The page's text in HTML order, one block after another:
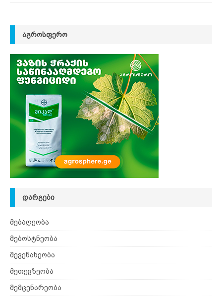
ᲐᲒᲠᲝᲡᲤᲔᲠᲝ
ᲓᲐᲠᲒᲔᲑᲘ
მებაღეობა
მებოსტნეობა
მევენახეობა
მეთევზეობა
მემცენარეობა